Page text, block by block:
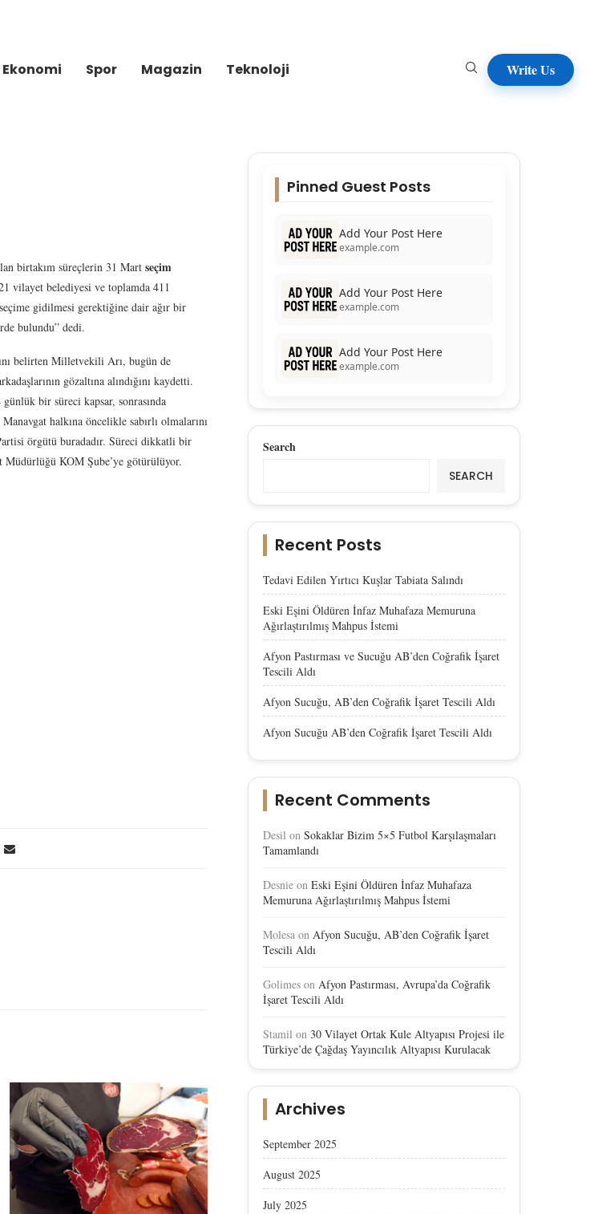
Ekonomi Spor Magazin Teknoloji Write Us
birtakım süreçlerin 31 Mart seçim
vilayet belediyesi ve toplamda 411
gidilmesi gerektiğine dair ağır bir
bulundu” dedi.
belirten Milletvekili Arı, bugün de
gözaltına alındığını kaydetti.
bir süreci kapsar, sonrasında
halkına öncelikle sabırlı olmalarını
örgütü buradadır. Süreci dikkatli bir
KOM Şube’ye götürülüyor.
Pinned Guest Posts
Add Your Post Here
example.com
Add Your Post Here
example.com
Add Your Post Here
example.com
Search
SEARCH
Recent Posts
Tedavi Edilen Yırtıcı Kuşlar Tabiata Salındı
Eski Eşini Öldüren İnfaz Muhafaza Memuruna
Ağırlaştırılmış Mahpus İstemi
Afyon Pastırması ve Sucuğu AB’den Coğrafik İşaret
Tescili Aldı
Afyon Sucuğu, AB’den Coğrafik İşaret Tescili Aldı
Afyon Sucuğu AB’den Coğrafik İşaret Tescili Aldı
Recent Comments
Desil on Sokaklar Bizim 5×5 Futbol Karşılaşmaları
Tamamlandı
Desnie on Eski Eşini Öldüren İnfaz Muhafaza
Memuruna Ağırlaştırılmış Mahpus İstemi
Molesa on Afyon Sucuğu, AB’den Coğrafik İşaret
Tescili Aldı
Golimes on Afyon Pastırması, Avrupa’da Coğrafik
İşaret Tescili Aldı
Stamil on 30 Vilayet Ortak Kule Altyapısı Projesi ile
Türkiye’de Çağdaş Yayıncılık Altyapısı Kurulacak
Archives
September 2025
August 2025
July 2025